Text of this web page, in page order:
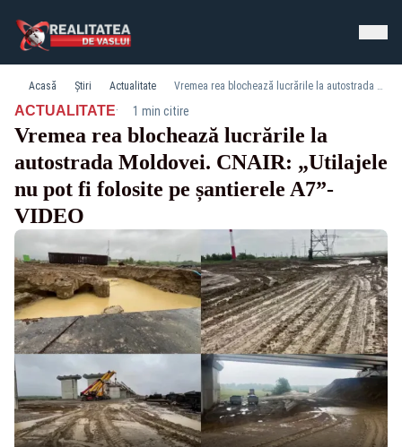
Acasă Știri Actualitate Vremea rea blochează lucrările la autostrada Moldovei. CNAIR: „Utilajele nu pot fi folosite pe șantierele A7”-VIDEO
ACTUALITATE· 1 min citire
Vremea rea blochează lucrările la
autostrada Moldovei. CNAIR: „Utilajele
nu pot fi folosite pe șantierele A7”-
VIDEO